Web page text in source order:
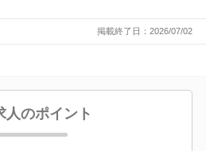
掲載終了日：2026/07/02
人のポイント